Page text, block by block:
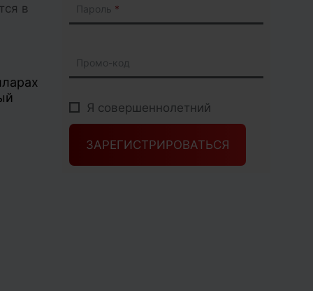
в
Пароль
Промо-код
Я совершеннолетний
ЗАРЕГИСТРИРОВАТЬСЯ